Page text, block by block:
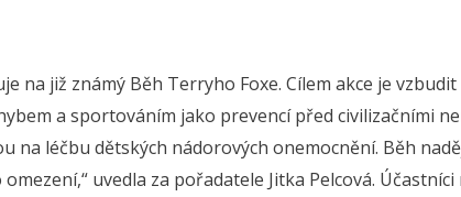
na již známý Běh Terryho Foxe. Cílem akce je
a sportováním jako prevencí před civilizačními
na léčbu dětských nádorových onemocnění. Běh
uvedla za pořadatele Jitka Pelcová.